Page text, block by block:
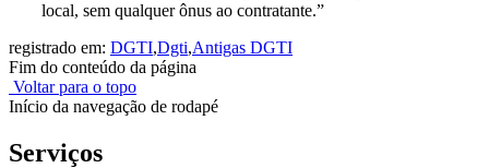
local, sem qualquer ônus ao contratante.”
registrado em: DGTI,Dgti,Antigas DGTI
Fim do conteúdo da página
Voltar para o topo
Início da navegação de rodapé
Serviços